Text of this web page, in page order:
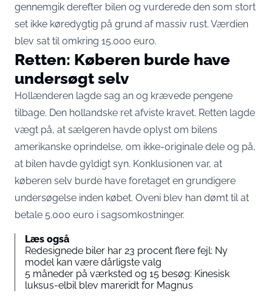
gennemgik derefter bilen og vurderede den som stort
set ikke køredygtig på grund af massiv rust. Værdien
blev sat til omkring 15.000 euro.
Retten: Køberen burde have
undersøgt selv
Hollænderen lagde sag an og krævede pengene
tilbage. Den hollandske ret afviste kravet. Retten lagde
vægt på, at sælgeren havde oplyst om bilens
amerikanske oprindelse, om ikke-originale dele og på,
at bilen havde gyldigt syn. Konklusionen var, at
køberen selv burde have foretaget en grundigere
undersøgelse inden købet. Oveni blev han dømt til at
betale 5.000 euro i sagsomkostninger.
Læs også
Redesignede biler har 23 procent flere fejl: Ny
model kan være dårligste valg
5 måneder på værksted og 15 besøg: Kinesisk
luksus-elbil blev mareridt for Magnus